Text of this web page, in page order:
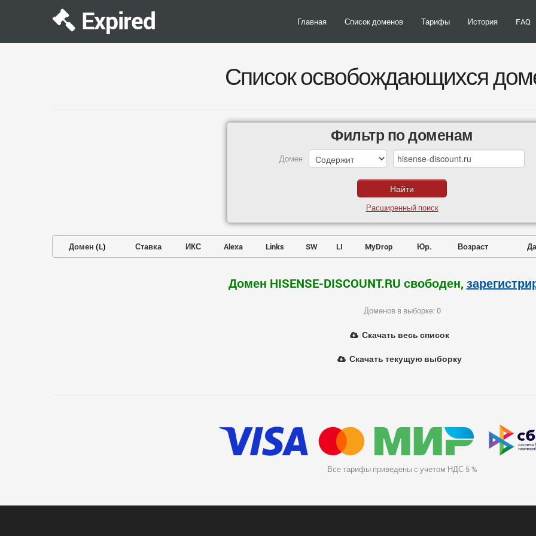
Expired Главная Список доменов Тарифы История FAQ
Список освобождающихся
Фильтр по доменам
Домен
Расширенный поиск
Домен (L) Ставка ИКС Alexa Links SW LI MyDrop Юр. Возраст
Домен HISENSE-DISCOUNT.RU свободен,
Доменов в выборке: 0
Скачать весь список
Скачать текущую выборку
Все тарифы приведены с учетом НДС 5 %